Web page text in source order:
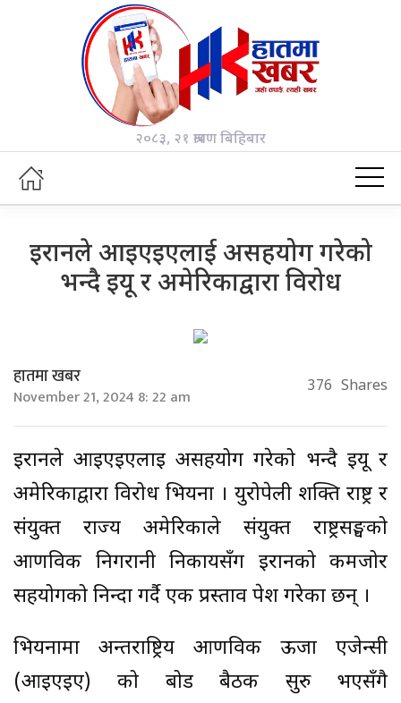
२०८३, २१ श्रावण बिहिबार
इरानले आइएइएलाई असहयोग गरेको
भन्दै इयू र अमेरिकाद्वारा विरोध
हातमा खबर
November 21, 2024 8: 22 am 376 Shares
इरानले आइएइएलाई असहयोग गरेको भन्दै इयू र
अमेरिकाद्वारा विरोध भियना । युरोपेली शक्ति राष्ट्र र
संयुक्त राज्य अमेरिकाले संयुक्त राष्ट्रसङ्घको
आणविक निगरानी निकायसँग इरानको कमजोर
सहयोगको निन्दा गर्दै एक प्रस्ताव पेश गरेका छन् ।
भियनामा अन्तर्राष्ट्रिय आणविक ऊर्जा एजेन्सी
(आईएईए) को बोर्ड बैठक सुरु भएसँगै